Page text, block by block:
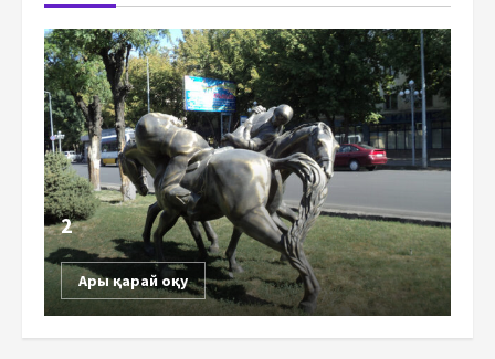
2
Ары қарай оқу